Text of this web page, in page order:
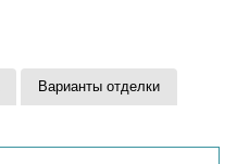
Варианты отделки